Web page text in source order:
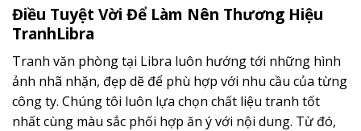
Điều Tuyệt Vời Để Làm Nên Thương Hiệu
TranhLibra
Tranh văn phòng tại Libra luôn hướng tới những hình
ảnh nhã nhặn, đẹp dẽ để phù hợp với nhu cầu của từng
công ty. Chúng tôi luôn lựa chọn chất liệu tranh tốt
nhất cùng màu sắc phối hợp ăn ý với nội dung. Từ đó,